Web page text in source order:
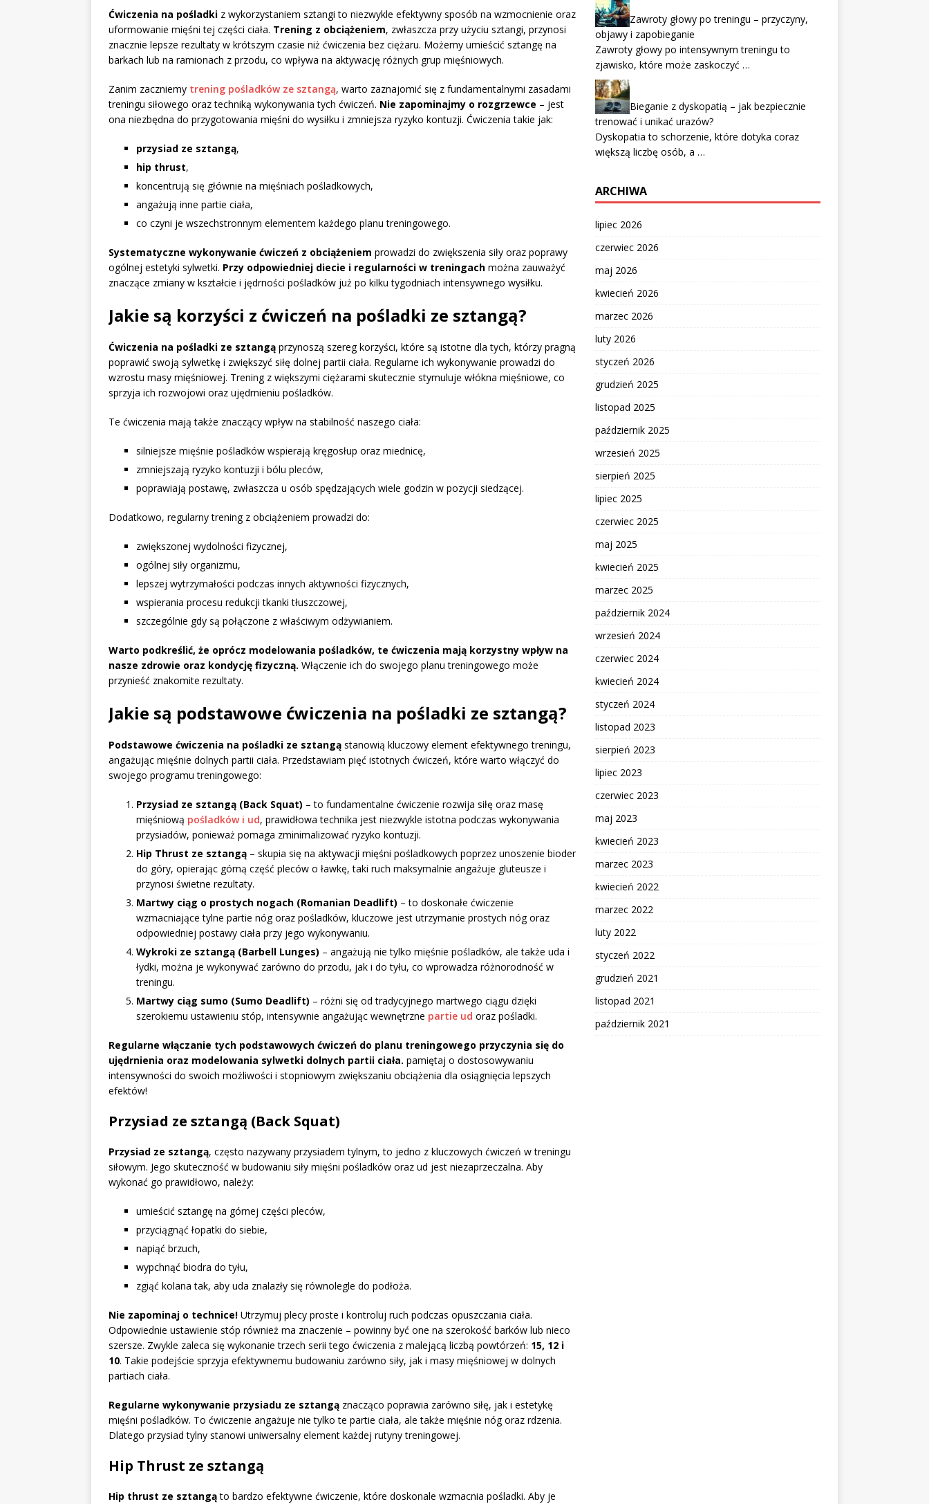
Ćwiczenia na pośladki z wykorzystaniem sztangi to niezwykle efektywny sposób na wzmocnienie oraz
uformowanie mięśni tej części ciała. Trening z obciążeniem, zwłaszcza przy użyciu sztangi, przynosi
znacznie lepsze rezultaty w krótszym czasie niż ćwiczenia bez ciężaru. Możemy umieścić sztangę na
barkach lub na ramionach z przodu, co wpływa na aktywację różnych grup mięśniowych.
Zanim zaczniemy trening pośladków ze sztangą, warto zaznajomić się z fundamentalnymi zasadami
treningu siłowego oraz techniką wykonywania tych ćwiczeń. Nie zapominajmy o rozgrzewce – jest
ona niezbędna do przygotowania mięśni do wysiłku i zmniejsza ryzyko kontuzji. Ćwiczenia takie jak:
przysiad ze sztangą,
hip thrust,
koncentrują się głównie na mięśniach pośladkowych,
angażują inne partie ciała,
co czyni je wszechstronnym elementem każdego planu treningowego.
Systematyczne wykonywanie ćwiczeń z obciążeniem prowadzi do zwiększenia siły oraz poprawy
ogólnej estetyki sylwetki. Przy odpowiedniej diecie i regularności w treningach można zauważyć
znaczące zmiany w kształcie i jędrności pośladków już po kilku tygodniach intensywnego wysiłku.
Jakie są korzyści z ćwiczeń na pośladki ze sztangą?
Ćwiczenia na pośladki ze sztangą przynoszą szereg korzyści, które są istotne dla tych, którzy pragną
poprawić swoją sylwetkę i zwiększyć siłę dolnej partii ciała. Regularne ich wykonywanie prowadzi do
wzrostu masy mięśniowej. Trening z większymi ciężarami skutecznie stymuluje włókna mięśniowe, co
sprzyja ich rozwojowi oraz ujędrnieniu pośladków.
Te ćwiczenia mają także znaczący wpływ na stabilność naszego ciała:
silniejsze mięśnie pośladków wspierają kręgosłup oraz miednicę,
zmniejszają ryzyko kontuzji i bólu pleców,
poprawiają postawę, zwłaszcza u osób spędzających wiele godzin w pozycji siedzącej.
Dodatkowo, regularny trening z obciążeniem prowadzi do:
zwiększonej wydolności fizycznej,
ogólnej siły organizmu,
lepszej wytrzymałości podczas innych aktywności fizycznych,
wspierania procesu redukcji tkanki tłuszczowej,
szczególnie gdy są połączone z właściwym odżywianiem.
Warto podkreślić, że oprócz modelowania pośladków, te ćwiczenia mają korzystny wpływ na
nasze zdrowie oraz kondycję fizyczną. Włączenie ich do swojego planu treningowego może
przynieść znakomite rezultaty.
Jakie są podstawowe ćwiczenia na pośladki ze sztangą?
Podstawowe ćwiczenia na pośladki ze sztangą stanowią kluczowy element efektywnego treningu,
angażując mięśnie dolnych partii ciała. Przedstawiam pięć istotnych ćwiczeń, które warto włączyć do
swojego programu treningowego:
Przysiad ze sztangą (Back Squat) – to fundamentalne ćwiczenie rozwija siłę oraz masę
mięśniową pośladków i ud, prawidłowa technika jest niezwykle istotna podczas wykonywania
przysiadów, ponieważ pomaga zminimalizować ryzyko kontuzji.
Hip Thrust ze sztangą – skupia się na aktywacji mięśni pośladkowych poprzez unoszenie bioder
do góry, opierając górną część pleców o ławkę, taki ruch maksymalnie angażuje gluteusze i
przynosi świetne rezultaty.
Martwy ciąg o prostych nogach (Romanian Deadlift) – to doskonałe ćwiczenie
wzmacniające tylne partie nóg oraz pośladków, kluczowe jest utrzymanie prostych nóg oraz
odpowiedniej postawy ciała przy jego wykonywaniu.
Wykroki ze sztangą (Barbell Lunges) – angażują nie tylko mięśnie pośladków, ale także uda i
łydki, można je wykonywać zarówno do przodu, jak i do tyłu, co wprowadza różnorodność w
treningu.
Martwy ciąg sumo (Sumo Deadlift) – różni się od tradycyjnego martwego ciągu dzięki
szerokiemu ustawieniu stóp, intensywnie angażując wewnętrzne partie ud oraz pośladki.
Regularne włączanie tych podstawowych ćwiczeń do planu treningowego przyczynia się do
ujędrnienia oraz modelowania sylwetki dolnych partii ciała. pamiętaj o dostosowywaniu
intensywności do swoich możliwości i stopniowym zwiększaniu obciążenia dla osiągnięcia lepszych
efektów!
Przysiad ze sztangą (Back Squat)
Przysiad ze sztangą, często nazywany przysiadem tylnym, to jedno z kluczowych ćwiczeń w treningu
siłowym. Jego skuteczność w budowaniu siły mięśni pośladków oraz ud jest niezaprzeczalna. Aby
wykonać go prawidłowo, należy:
umieścić sztangę na górnej części pleców,
przyciągnąć łopatki do siebie,
napiąć brzuch,
wypchnąć biodra do tyłu,
zgiąć kolana tak, aby uda znalazły się równolegle do podłoża.
Nie zapominaj o technice! Utrzymuj plecy proste i kontroluj ruch podczas opuszczania ciała.
Odpowiednie ustawienie stóp również ma znaczenie – powinny być one na szerokość barków lub nieco
szersze. Zwykle zaleca się wykonanie trzech serii tego ćwiczenia z malejącą liczbą powtórzeń: 15, 12 i
10. Takie podejście sprzyja efektywnemu budowaniu zarówno siły, jak i masy mięśniowej w dolnych
partiach ciała.
Regularne wykonywanie przysiadu ze sztangą znacząco poprawia zarówno siłę, jak i estetykę
mięśni pośladków. To ćwiczenie angażuje nie tylko te partie ciała, ale także mięśnie nóg oraz rdzenia.
Dlatego przysiad tylny stanowi uniwersalny element każdej rutyny treningowej.
Hip Thrust ze sztangą
Hip thrust ze sztangąto bardzo efektywne ćwiczenie, które doskonale wzmacnia pośladki. Aby je
Zawroty głowy po treningu – przyczyny,
objawy i zapobieganie
Zawroty głowy po intensywnym treningu to
zjawisko, które może zaskoczyć …
Bieganie z dyskopatią – jak bezpiecznie
trenować i unikać urazów?
Dyskopatia to schorzenie, które dotyka coraz
większą liczbę osób, a …
ARCHIWA
lipiec 2026
czerwiec 2026
maj 2026
kwiecień 2026
marzec 2026
luty 2026
styczeń 2026
grudzień 2025
listopad 2025
październik 2025
wrzesień 2025
sierpień 2025
lipiec 2025
czerwiec 2025
maj 2025
kwiecień 2025
marzec 2025
październik 2024
wrzesień 2024
czerwiec 2024
kwiecień 2024
styczeń 2024
listopad 2023
sierpień 2023
lipiec 2023
czerwiec 2023
maj 2023
kwiecień 2023
marzec 2023
kwiecień 2022
marzec 2022
luty 2022
styczeń 2022
grudzień 2021
listopad 2021
październik 2021